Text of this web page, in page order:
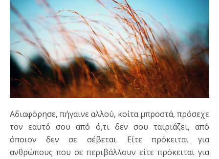
Αδιαφόρησε, πήγαινε αλλού, κοίτα μπροστά, πρόσεχε
τον εαυτό σου από ό,τι δεν σου ταιριάζει, από
όποιον δεν σε σέβεται. Είτε πρόκειται για
ανθρώπους που σε περιβάλλουν είτε πρόκειται για